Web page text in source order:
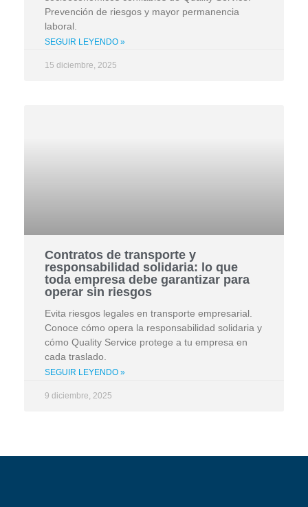
Prevención de riesgos y mayor permanencia
laboral.
SEGUIR LEYENDO »
15 diciembre, 2025
Contratos de transporte y
responsabilidad solidaria: lo que
toda empresa debe garantizar para
operar sin riesgos
Evita riesgos legales en transporte empresarial.
Conoce cómo opera la responsabilidad solidaria y
cómo Quality Service protege a tu empresa en
cada traslado.
SEGUIR LEYENDO »
9 diciembre, 2025